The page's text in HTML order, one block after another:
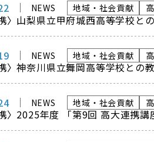
NEWS 地域・社会貢献
〉山梨県立甲府城西高等学校と
NEWS 地域・社会貢献
〉神奈川県立舞岡高等学校との
NEWS 地域・社会貢献
〉2025年度 「第9回 高大連携